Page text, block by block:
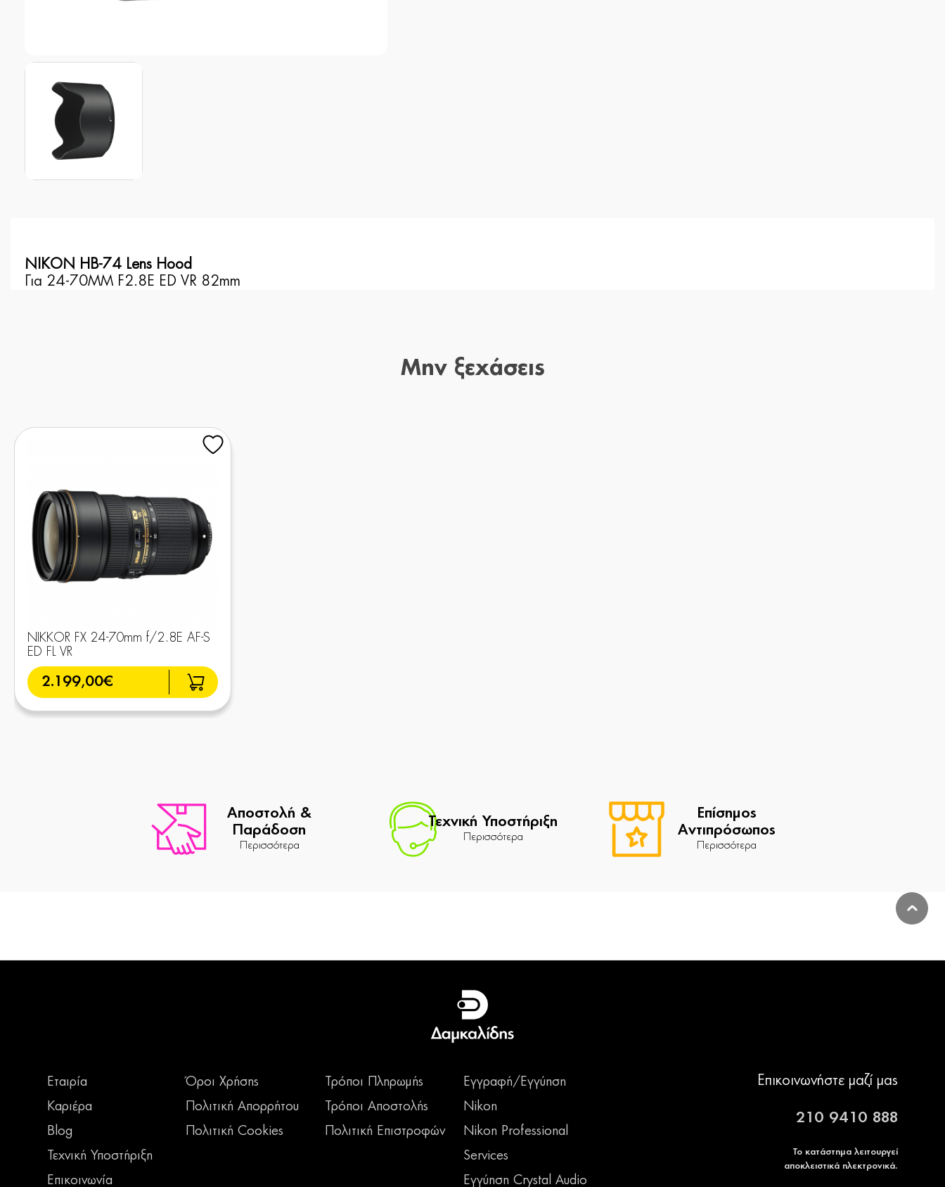
NIKON HB-74 Lens Hood
Για 24-70MM F2.8E ED VR 82mm
Μην ξεχάσεις
NIKKOR FX 24-70mm f/2.8E AF-S
ED FL VR
2.199,00€
Αποστολή &
Παράδοση
Περισσότερα
Τεχνική Υποστήριξη
Περισσότερα
Επίσημος
Αντιπρόσωπος
Περισσότερα
Εταιρία
Καριέρα
Blog
Τεχνική Υποστήριξη
Επικοινωνία
Όροι Χρήσης
Πολιτική Απορρήτου
Πολιτική Cookies
Τρόποι Πληρωμής
Τρόποι Αποστολής
Πολιτική Επιστροφών
Εγγραφή/Εγγύηση
Nikon
Nikon Professional
Services
Εγγύηση Crystal Audio
Επικοινωνήστε μαζί μας
210 9410 888
Το κατάστημα λειτουργεί
αποκλειστικά ηλεκτρονικά.